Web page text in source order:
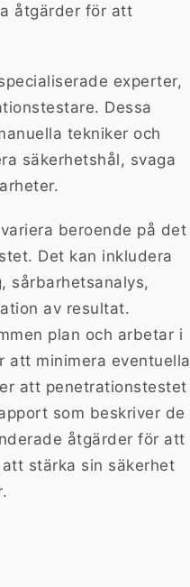
åtgärder för att
experter,
Dessa
tekniker och
säkerhetshål, svaga
beroende på det
Det kan inkludera
sårbarhetsanalys,
av resultat.
plan och arbetar i
att minimera eventuella
att penetrationstestet
som beskriver de
åtgärder för att
stärka sin säkerhet